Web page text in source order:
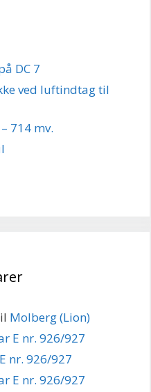
DC 7
ved luftindtag til
714 mv.
Molberg (Lion)
E nr. 926/927
nr. 926/927
E nr. 926/927